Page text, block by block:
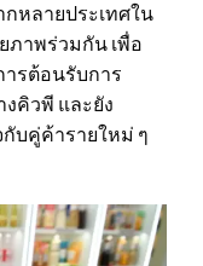
หลายประเทศใน
ภาพร่วมกัน เพื่อ
รต้อนรับการ
คิวพี และยัง
กับคู่ค้ารายใหม่ ๆ